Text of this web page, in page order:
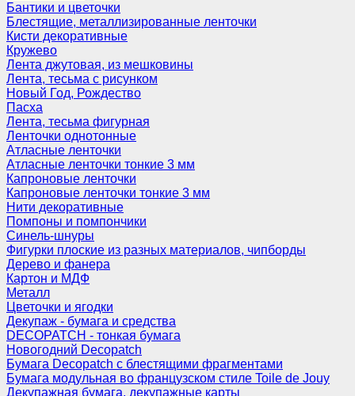
Бантики и цветочки
Блестящие, металлизированные ленточки
Кисти декоративные
Кружево
Лента джутовая, из мешковины
Лента, тесьма с рисунком
Новый Год, Рождество
Пасха
Лента, тесьма фигурная
Ленточки однотонные
Атласные ленточки
Атласные ленточки тонкие 3 мм
Капроновые ленточки
Капроновые ленточки тонкие 3 мм
Нити декоративные
Помпоны и помпончики
Синель-шнуры
Фигурки плоские из разных материалов, чипборды
Дерево и фанера
Картон и МДФ
Металл
Цветочки и ягодки
Декупаж - бумага и средства
DECOPATCH - тонкая бумага
Новогодний Decopatch
Бумага Decopatch с блестящими фрагментами
Бумага модульная во французском стиле Toile de Jouy
Декупажная бумага, декупажные карты